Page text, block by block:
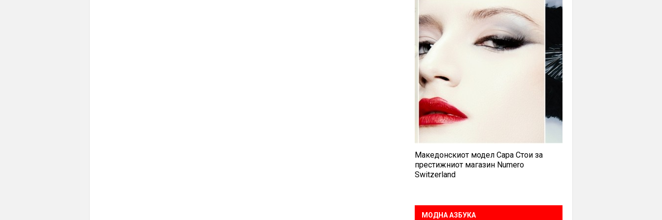
Македонскиот модел Сара Стои за
престижниот магазин Numero
Switzerland
МОДНА АЗБУКА